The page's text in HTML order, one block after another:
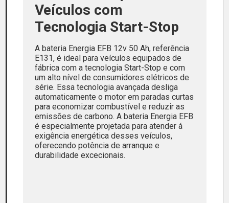
Veículos com
Tecnologia Start-Stop
A bateria Energia EFB 12v 50 Ah, referência
E131, é ideal para veículos equipados de
fábrica com a tecnologia Start-Stop e com
um alto nível de consumidores elétricos de
série. Essa tecnologia avançada desliga
automaticamente o motor em paradas curtas
para economizar combustível e reduzir as
emissões de carbono. A bateria Energia EFB
é especialmente projetada para atender á
exigência energética desses veículos,
oferecendo potência de arranque e
durabilidade excecionais.